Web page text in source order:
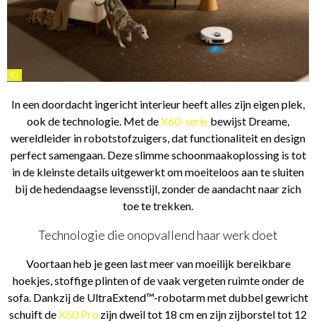
©
In een doordacht ingericht interieur heeft alles zijn eigen plek,
ook de technologie. Met deX60-serie bewijst Dreame,
wereldleider in robotstofzuigers, dat functionaliteit en design
perfect samengaan. Deze slimme schoonmaakoplossing is tot
in de kleinste details uitgewerkt om moeiteloos aan te sluiten
bij de hedendaagse levensstijl, zonder de aandacht naar zich
toe te trekken.
Technologie die onopvallend haar werk doet
Voortaan heb je geen last meer van moeilijk bereikbare
hoekjes, stoffige plinten of de vaak vergeten ruimte onder de
sofa. Dankzij de UltraExtend™-robotarm met dubbel gewricht
schuift deX60 Pro zijn dweil tot 18 cm en zijn zijborstel tot 12